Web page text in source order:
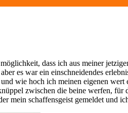
dass ich aus meiner
es war ein einschneidendes
wie hoch ich meinen eigenen
zwischen die beine werfen, für
mein schaffensgeist gemeldet und